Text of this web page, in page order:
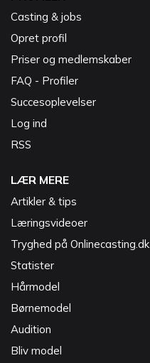
Casting & jobs
Opret profil
Priser og medlemskaber
FAQ - Profiler
Succesoplevelser
Log ind
RSS
LÆR MERE
Artikler & tips
Læringsvideoer
Tryghed på Onlinecasting.dk
Statister
Hårmodel
Børnemodel
Audition
Bliv model